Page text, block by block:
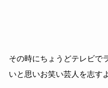
その時にちょうどテレビで
いと思いお笑い芸人を志す